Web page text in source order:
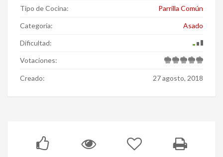
Tipo de Cocina: Parrilla Común
Categoría: Asado
Dificultad:
Votaciones:
Creado: 27 agosto, 2018